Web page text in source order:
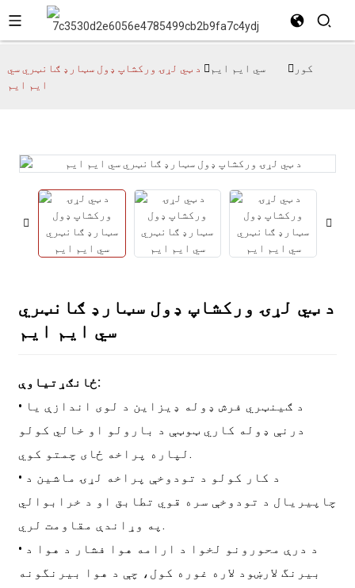
کور سي ایم ایم
د ټي لړۍ ورکشاپ ډول سټارډ ګانټري سي
ایم ایم
د ټي لړۍ ورکشاپ ډول سټارډ ګانټري
سي ایم ایم
ځانګړتیاوې:
• د ګینټري فرش ډوله ډیزاین د لوی اندازې یا
درنې ډوله کاري ټوټې د بارولو او خالي کولو
لپاره پراخه ځای چمتو کوي.
• د کار کولو د تودوخې پراخه لړۍ ماشین د
چاپیریال د تودوخې سره قوي تطابق او د خرابوالي
په وړاندې مقاومت لري.
• د درې محورونو لخوا د ارامه هوا فشار د هوا د
بیرنگ لارښود لاره غوره کول، چې د هوا بیرنگونه